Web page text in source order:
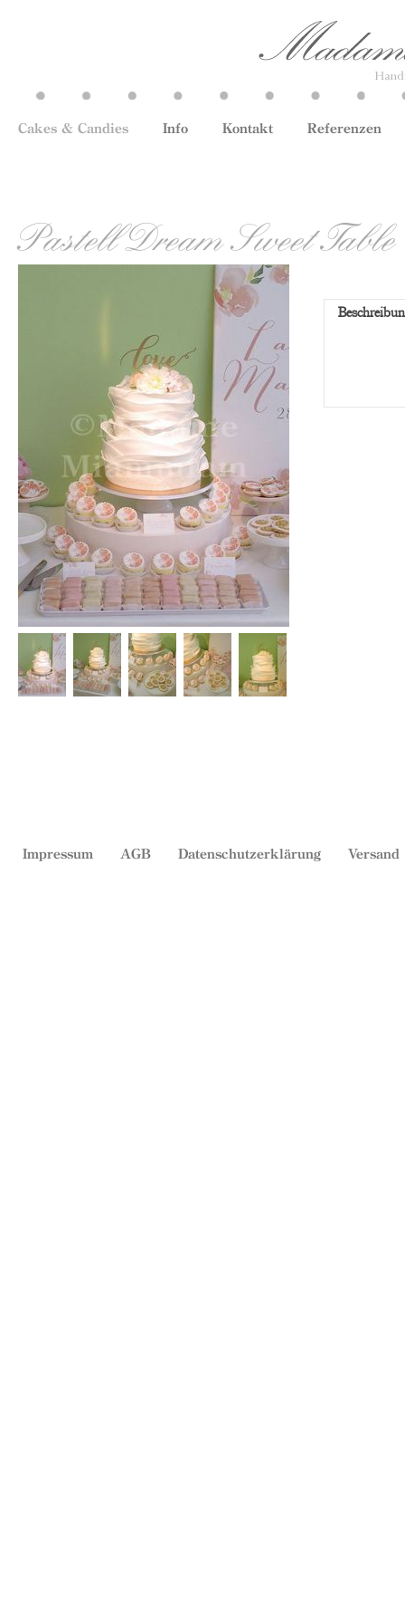
Cakes & Candies Info Kontakt Referenzen
Pastell Dream Sweet Table
Impressum AGB Datenschutzerklärung Versand